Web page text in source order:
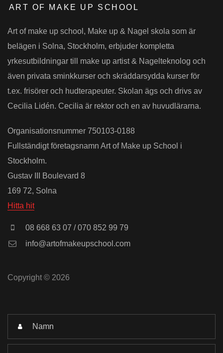
ART OF MAKE UP SCHOOL
Art of make up school, Make up & Nagel skola som är
belägen i Solna, Stockholm, erbjuder kompletta
yrkesutbildningar till make up artist & Nagelteknolog och
även privata sminkkurser och skräddarsydda kurser för
t.ex. frisörer och hudterapeuter. Skolan ägs och drivs av
Cecilia Lidén. Cecilia är rektor och en av huvudlärarna.
Organisationsnummer 750103-0188
Fullständigt företagsnamn Art of Make up School i
Stockholm.
Gustav III Boulevard 8
169 72, Solna
Hitta hit
08 668 63 07 / 070 852 99 79
info@artofmakeupschool.com
Copyright © 2026